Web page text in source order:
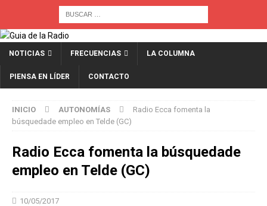
NOTICIAS FRECUENCIAS LA COLUMNA
PIENSA EN LÍDER CONTACTO
INICIO AUTONOMÍAS
Radio Ecca fomenta la
búsquedade empleo en Telde (GC)
Radio Ecca fomenta la búsquedade
empleo en Telde (GC)
10/05/2017